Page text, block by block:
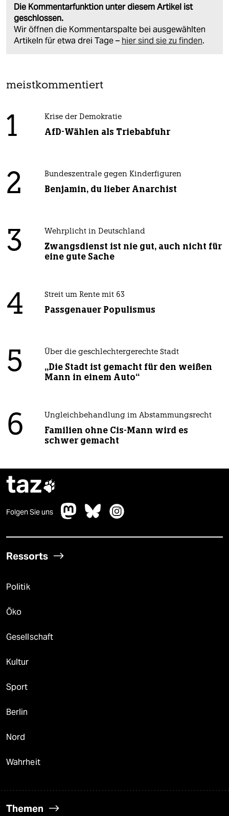
Die Kommentarfunktion unter diesem Artikel ist
geschlossen.
Wir öffnen die Kommentarspalte bei ausgewählten
Artikeln für etwa drei Tage – hier sind sie zu finden.
meistkommentiert
1 Krise der Demokratie
AfD-Wählen als Triebabfuhr
2 Bundeszentrale gegen Kinderfiguren
Benjamin, du lieber Anarchist
3 Wehrplicht in Deutschland
Zwangsdienst ist nie gut, auch nicht für
eine gute Sache
4 Streit um Rente mit 63
Passgenauer Populismus
5 Über die geschlechtergerechte Stadt
„Die Stadt ist gemacht für den weißen
Mann in einem Auto“
6 Ungleichbehandlung im Abstammungsrecht
Familien ohne Cis-Mann wird es
schwer gemacht
taz
Folgen Sie uns
Ressorts
Politik
Öko
Gesellschaft
Kultur
Sport
Berlin
Nord
Wahrheit
Themen